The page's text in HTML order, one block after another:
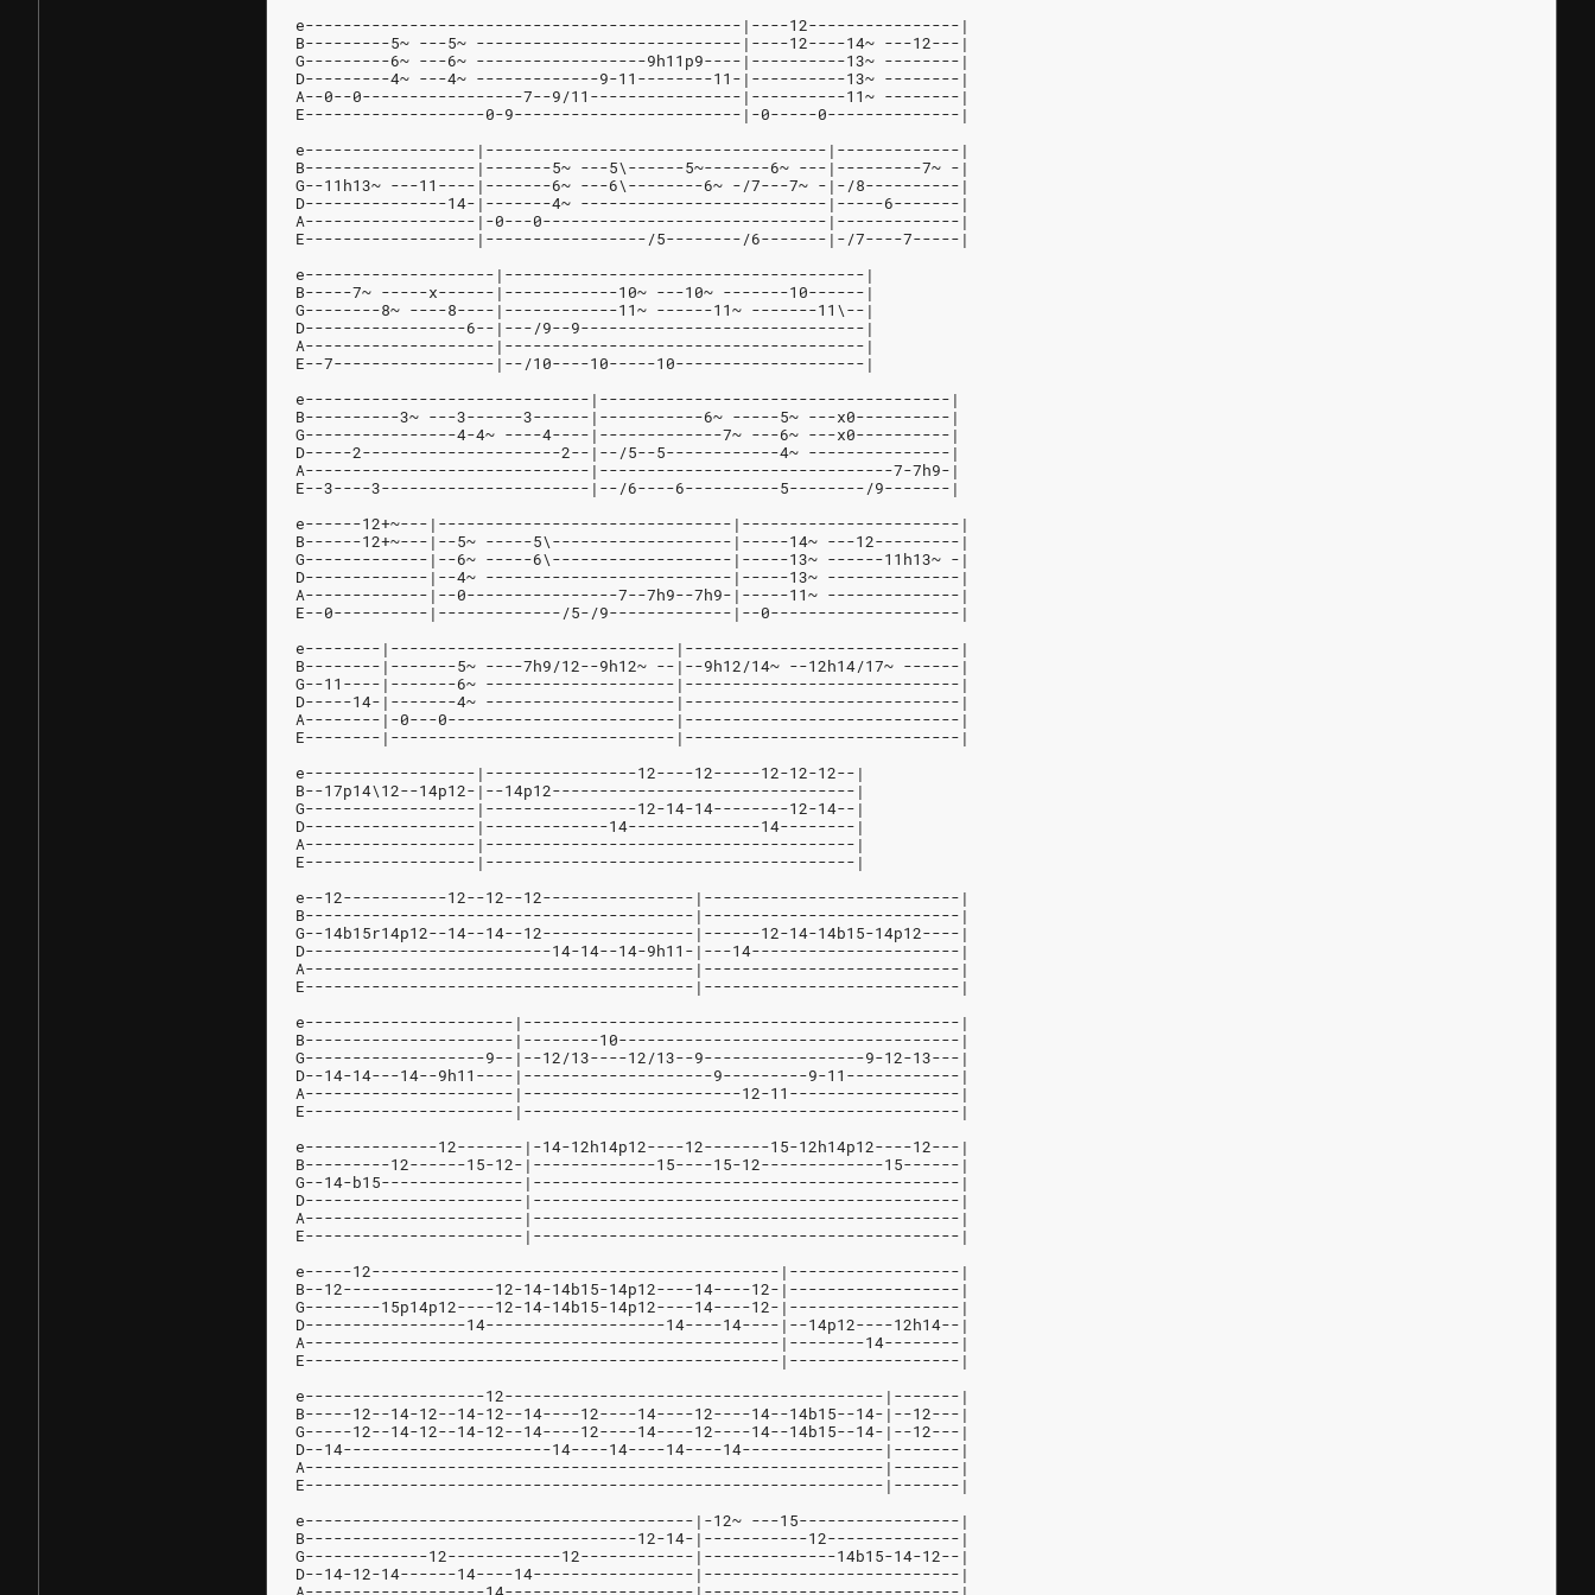
e----------------------------------------------|----12----------------|
B---------5~ ---5~ ----------------------------|----12----14~ ---12---|
G---------6~ ---6~ ------------------9h11p9----|----------13~ --------|
D---------4~ ---4~ -------------9-11--------11-|----------13~ --------|
A--0--0-----------------7--9/11----------------|----------11~ --------|
E-------------------0-9------------------------|-0-----0--------------|
e------------------|------------------------------------|-------------|
B------------------|-------5~ ---5\------5~-------6~ ---|---------7~ -|
G--11h13~ ---11----|-------6~ ---6\--------6~ -/7---7~ -|-/8----------|
D---------------14-|-------4~ --------------------------|-----6-------|
A------------------|-0---0------------------------------|-------------|
E------------------|-----------------/5--------/6-------|-/7----7-----|
e--------------------|--------------------------------------|
B-----7~ -----x------|------------10~ ---10~ -------10------|
G--------8~ ----8----|------------11~ ------11~ -------11\--|
D-----------------6--|---/9--9------------------------------|
A--------------------|--------------------------------------|
E--7-----------------|--/10----10-----10--------------------|
e------------------------------|-------------------------------------|
B----------3~ ---3------3------|-----------6~ -----5~ ---x0----------|
G----------------4-4~ ----4----|-------------7~ ---6~ ---x0----------|
D-----2---------------------2--|--/5--5------------4~ ---------------|
A------------------------------|-------------------------------7-7h9-|
E--3----3----------------------|--/6----6----------5--------/9-------|
e------12+~---|-------------------------------|-----------------------|
B------12+~---|--5~ -----5\-------------------|-----14~ ---12---------|
G-------------|--6~ -----6\-------------------|-----13~ ------11h13~ -|
D-------------|--4~ --------------------------|-----13~ --------------|
A-------------|--0----------------7--7h9--7h9-|-----11~ --------------|
E--0----------|-------------/5-/9-------------|--0--------------------|
e--------|------------------------------|-----------------------------|
B--------|-------5~ ----7h9/12--9h12~ --|--9h12/14~ --12h14/17~ ------|
G--11----|-------6~ --------------------|-----------------------------|
D-----14-|-------4~ --------------------|-----------------------------|
A--------|-0---0------------------------|-----------------------------|
E--------|------------------------------|-----------------------------|
e------------------|----------------12----12-----12-12-12--|
B--17p14\12--14p12-|--14p12--------------------------------|
G------------------|----------------12-14-14--------12-14--|
D------------------|-------------14--------------14--------|
A------------------|---------------------------------------|
E------------------|---------------------------------------|
e--12-----------12--12--12----------------|---------------------------|
B-----------------------------------------|---------------------------|
G--14b15r14p12--14--14--12----------------|------12-14-14b15-14p12----|
D--------------------------14-14--14-9h11-|---14----------------------|
A-----------------------------------------|---------------------------|
E-----------------------------------------|---------------------------|
e----------------------|----------------------------------------------|
B----------------------|--------10------------------------------------|
G-------------------9--|--12/13----12/13--9-----------------9-12-13---|
D--14-14---14--9h11----|--------------------9---------9-11------------|
A----------------------|-----------------------12-11------------------|
E----------------------|----------------------------------------------|
e--------------12-------|-14-12h14p12----12-------15-12h14p12----12---|
B---------12------15-12-|-------------15----15-12-------------15------|
G--14-b15---------------|---------------------------------------------|
D-----------------------|---------------------------------------------|
A-----------------------|---------------------------------------------|
E-----------------------|---------------------------------------------|
e-----12-------------------------------------------|------------------|
B--12----------------12-14-14b15-14p12----14----12-|------------------|
G--------15p14p12----12-14-14b15-14p12----14----12-|------------------|
D-----------------14-------------------14----14----|--14p12----12h14--|
A--------------------------------------------------|--------14--------|
E--------------------------------------------------|------------------|
e-------------------12----------------------------------------|-------|
B-----12--14-12--14-12--14----12----14----12----14--14b15--14-|--12---|
G-----12--14-12--14-12--14----12----14----12----14--14b15--14-|--12---|
D--14----------------------14----14----14----14---------------|-------|
A-------------------------------------------------------------|-------|
E-------------------------------------------------------------|-------|
e-----------------------------------------|-12~ ---15-----------------|
B-----------------------------------12-14-|-----------12--------------|
G-------------12------------12------------|--------------14b15-14-12--|
D--14-12-14------14----14-----------------|---------------------------|